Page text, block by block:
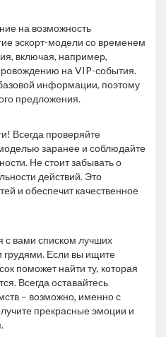
на возможность
эскорт-модели со временем
включая, например,
на VIP-события.
информации, поэтому
предложения.
Всегда проверяйте
заранее и соблюдайте
Не стоит забывать о
действий. Это
и обеспечит качественное
вами списком лучших
грудями. Если вы ищите
поможет найти ту, которая
Всегда оставайтесь
– возможно, именно с
прекрасные эмоции и